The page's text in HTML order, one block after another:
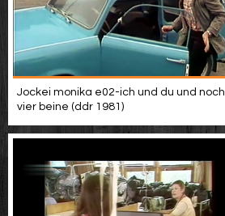
Jockei monika e02-ich und du und noch
vier beine (ddr 1981)